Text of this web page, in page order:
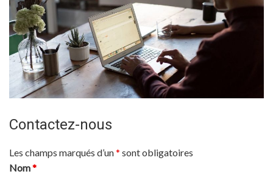
Contactez-nous
Les champs marqués d’un* sont obligatoires
Nom*